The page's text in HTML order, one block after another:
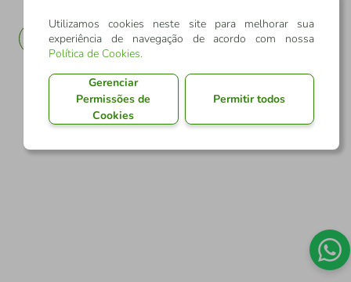
EN
Utilizamos cookies neste site para melhorar sua
experiência de navegação de acordo com nossa
Política de Cookies.
Gerenciar
Permissões de
Cookies
Permitir todos